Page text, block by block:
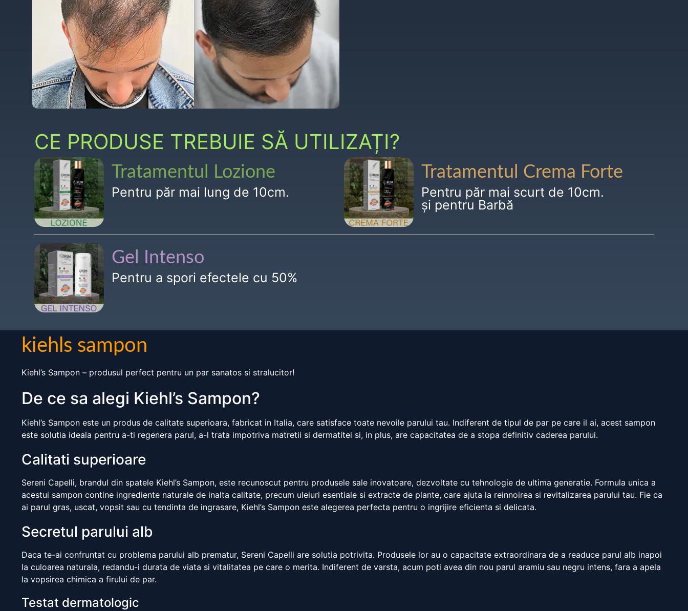
CE PRODUSE TREBUIE SĂ UTILIZAȚI?
Tratamentul Lozione
Pentru păr mai lung de 10cm.
Tratamentul Crema Forte
Pentru păr mai scurt de 10cm.
și pentru Barbă
Gel Intenso
Pentru a spori efectele cu 50%
kiehls sampon
Kiehl’s Sampon – produsul perfect pentru un par sanatos si stralucitor!
De ce sa alegi Kiehl’s Sampon?
Kiehl’s Sampon este un produs de calitate superioara, fabricat in Italia, care satisface toate nevoile parului tau. Indiferent de tipul de par pe care il ai, acest sampon
este solutia ideala pentru a-ti regenera parul, a-l trata impotriva matretii si dermatitei si, in plus, are capacitatea de a stopa definitiv caderea parului.
Calitati superioare
Sereni Capelli, brandul din spatele Kiehl’s Sampon, este recunoscut pentru produsele sale inovatoare, dezvoltate cu tehnologie de ultima generatie. Formula unica a
acestui sampon contine ingrediente naturale de inalta calitate, precum uleiuri esentiale si extracte de plante, care ajuta la reinnoirea si revitalizarea parului tau. Fie ca
ai parul gras, uscat, vopsit sau cu tendinta de ingrasare, Kiehl’s Sampon este alegerea perfecta pentru o ingrijire eficienta si delicata.
Secretul parului alb
Daca te-ai confruntat cu problema parului alb prematur, Sereni Capelli are solutia potrivita. Produsele lor au o capacitate extraordinara de a readuce parul alb inapoi
la culoarea naturala, redandu-i durata de viata si vitalitatea pe care o merita. Indiferent de varsta, acum poti avea din nou parul aramiu sau negru intens, fara a apela
la vopsirea chimica a firului de par.
Testat dermatologic